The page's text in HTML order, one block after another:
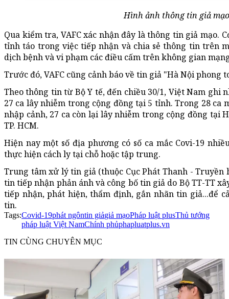
Hình ảnh thông tin giả
Qua kiểm tra, VAFC xác nhận đây là thông tin giả mạo.
tỉnh táo trong việc tiếp nhận và chia sẻ thông tin trên
dịch bệnh và vi phạm các điều cấm trên không gian
Trước đó, VAFC cũng cảnh báo về tin giả "Hà Nội phong
Theo thông tin từ Bộ Y tế, đến chiều 30/1, Việt Nam ghi
27 ca lây nhiễm trong cộng đồng tại 5 tỉnh. Trong 28 ca
nhập cảnh, 27 ca còn lại lây nhiễm trong cộng đồng tại
TP. HCM.
Hiện nay một số địa phương có số ca mắc Covi-19
thực hiện cách ly tại chỗ hoặc tập trung.
Trung tâm xử lý tin giả (thuộc Cục Phát Thanh -
tin tiếp nhận phản ánh và công bố tin giả do Bộ TT-TT
tiếp nhận, phát hiện, thẩm định, gắn nhãn tin giả...để
tin.
Tags:Covid-19phát ngôntin giảgiả mạoPháp luật plusThủ tướng
pháp luật Việt NamChính phủphapluatplus.vn
TIN CÙNG CHUYÊN MỤC